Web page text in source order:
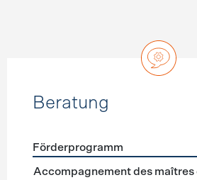
Beratung
Förderprogramme Beratung
Förderprogramm
Accompagnement des maîtres